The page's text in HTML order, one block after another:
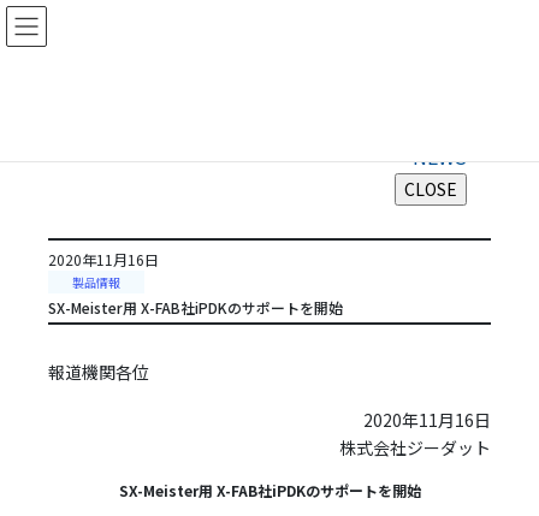
コ
ン
移
ナ
ビ
ン
NEWS
2020年11月16日
製品情報
SX-Meister用 X-FAB社iPDKのサポートを開始
報道機関各位
2020年11月16日
株式会社ジーダット
SX-Meister用 X-FAB社iPDKのサポートを開始